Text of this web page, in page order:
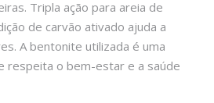
Tripla ação para areia de
de carvão ativado ajuda a
A bentonite utilizada é uma
respeita o bem-estar e a saúde